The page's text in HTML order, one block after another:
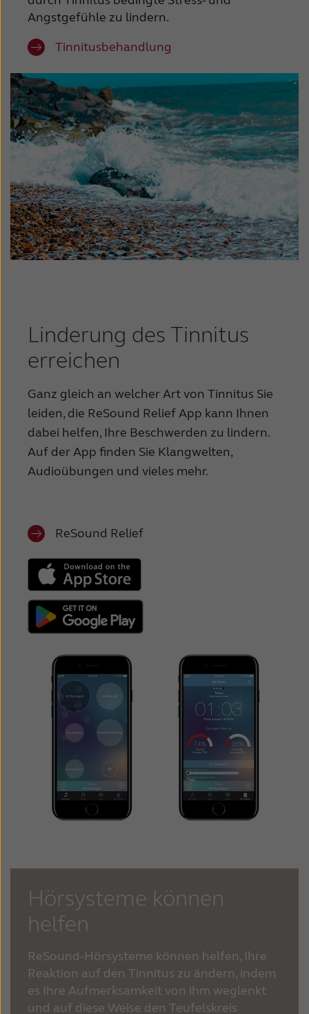
Angstgefühle zu lindern.
Tinnitusbehandlung
Linderung des Tinnitus
erreichen
Ganz gleich an welcher Art von Tinnitus Sie
leiden, die ReSound Relief App kann Ihnen
dabei helfen, Ihre Beschwerden zu lindern.
Auf der App finden Sie Klangwelten,
Audioübungen und vieles mehr.
ReSound Relief
Hörsysteme können
helfen
ReSound-Hörsysteme können helfen, Ihre
Reaktion auf den Tinnitus zu ändern, indem
es Ihre Aufmerksamkeit von ihm weglenkt
und auf diese Weise den Teufelskreis